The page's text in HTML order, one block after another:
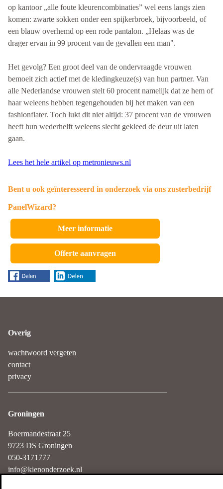
op kantoor „alle foute kleurencombinaties” wel eens langs zien
komen: zwarte sokken onder een spijkerbroek, bijvoorbeeld, of
een blauw overhemd op een rode pantalon. „Helaas was de
drager ervan in 99 procent van de gevallen een man".
Het gevolg? Een groot deel van de ondervraagde vrouwen
bemoeit zich actief met de kledingkeuze(s) van hun partner. Van
alle Nederlandse vrouwen stelt 60 procent namelijk dat ze hem of
haar weleens hebben tegengehouden bij het maken van een
fashionflater. Toch lukt dit niet altijd: 37 procent van de vrouwen
heeft hun wederhelft weleens slecht gekleed de deur uit laten
gaan.
Lees het hele artikel op metronieuws.nl
Bent u ook geïnteresseerd in onderzoek via ons zusterbedrijf
PanelWizard?
Meer informatie
Offerte aanvragen
Overig
wachtwoord vergeten
contact
privacy
Groningen
Boermandestraat 25
9723 DS Groningen
050-3171777
info@kienonderzoek.nl